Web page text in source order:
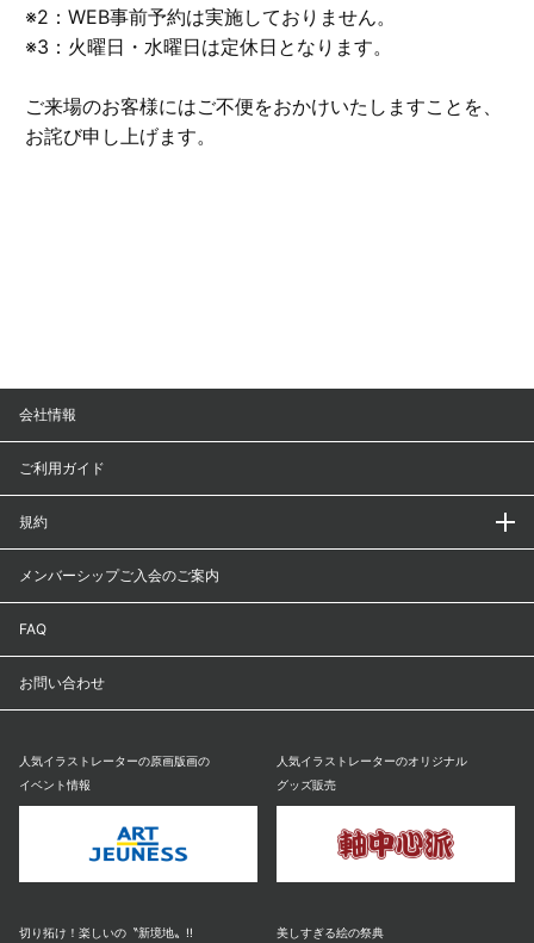
※2：WEB事前予約は実施しておりません。
※3：火曜日・水曜日は定休日となります。
ご来場のお客様にはご不便をおかけいたしますことを、
お詫び申し上げます。
人気イラストレーターの原画版画の
イベント情報
人気イラストレーターのオリジナル
グッズ販売
切り拓け！楽しいの〝新境地〟!! 美しすぎる絵の祭典
会社情報
ご利用ガイド
規約
メンバーシップご入会のご案内
FAQ
お問い合わせ